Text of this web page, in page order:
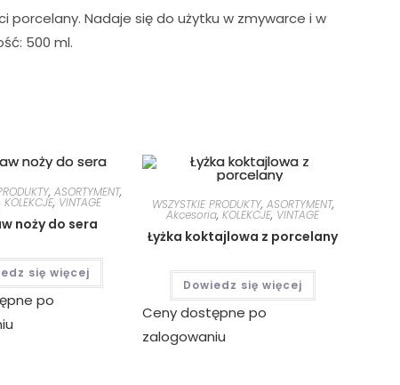
porcelany. Nadaje się do użytku w zmywarce i w
500 ml.
, ASORTYMENT,
,KOLEKCJE, VINTAGE
noży do sera
się więcej
po
WSZYSTKIE PRODUKTY, ASORTYMENT,
Akcesoria,KOLEKCJE, VINTAGE
Łyżka koktajlowa z porcelany
Dowiedz się więcej
Ceny dostępne po
zalogowaniu